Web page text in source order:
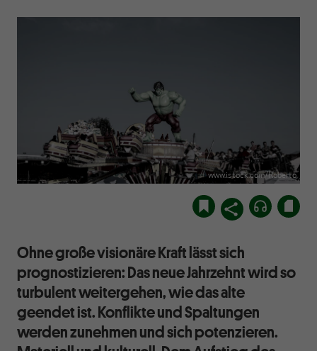
www.istock.com/Roberto
Ohne große visionäre Kraft lässt sich
prognostizieren: Das neue Jahrzehnt wird so
turbulent weitergehen, wie das alte
geendet ist. Konflikte und Spaltungen
werden zunehmen und sich potenzieren.